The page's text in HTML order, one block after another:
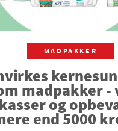
MADPAKKER
madpakker -
og
end 5000